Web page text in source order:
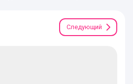
Следующий